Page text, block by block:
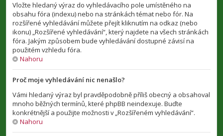
Vložte hledaný výraz do vyhledávacího pole umístěného na
obsahu fóra (indexu) nebo na stránkách témat nebo fór. Na
rozšířené vyhledávání můžete přejít kliknutím na odkaz (nebo
ikonu) „Rozšířené vyhledávání“, který najdete na všech stránkách
fóra. Jakým způsobem bude vyhledávání dostupné závisí na
použitém vzhledu fóra.
Nahoru
Proč moje vyhledávání nic nenašlo?
Vámi hledaný výraz byl pravděpodobně příliš obecný a obsahoval
mnoho běžných termínů, které phpBB neindexuje. Buďte
konkrétnější a použijte možnosti v „Rozšířeném vyhledávání“.
Nahoru